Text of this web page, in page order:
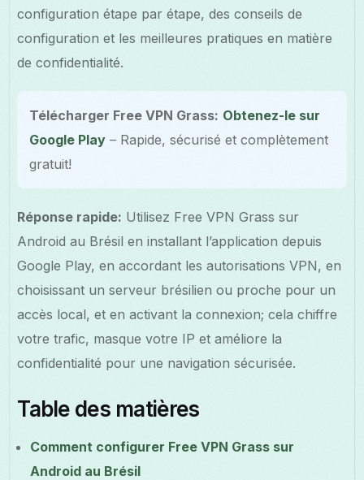
configuration étape par étape, des conseils de
configuration et les meilleures pratiques en matière
de confidentialité.
Télécharger Free VPN Grass: Obtenez-le sur
Google Play – Rapide, sécurisé et complètement
gratuit!
Réponse rapide: Utilisez Free VPN Grass sur
Android au Brésil en installant l’application depuis
Google Play, en accordant les autorisations VPN, en
choisissant un serveur brésilien ou proche pour un
accès local, et en activant la connexion; cela chiffre
votre trafic, masque votre IP et améliore la
confidentialité pour une navigation sécurisée.
Table des matières
Comment configurer Free VPN Grass sur
Android au Brésil